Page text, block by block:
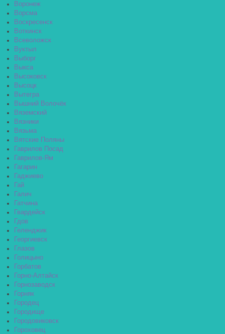
Воронеж
Ворсма
Воскресенск
Воткинск
Всеволожск
Вуктыл
Выборг
Выкса
Высоковск
Высоцк
Вытегра
Вышний Волочёк
Вяземский
Вязники
Вязьма
Вятские Поляны
Гаврилов Посад
Гаврилов-Ям
Гагарин
Гаджиево
Гай
Галич
Гатчина
Гвардейск
Гдов
Геленджик
Георгиевск
Глазов
Голицыно
Горбатов
Горно-Алтайск
Горнозаводск
Горняк
Городец
Городище
Городовиковск
Гороховец